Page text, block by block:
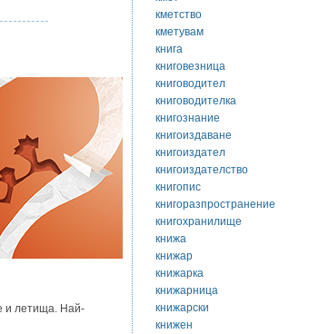
и летища. Най-
кметство
кметувам
книга
книговезница
книговодител
книговодителка
книгознание
книгоиздаване
книгоиздател
книгоиздателство
книгопис
книгоразпространение
книгохранилище
книжа
книжар
книжарка
книжарница
книжарски
книжен